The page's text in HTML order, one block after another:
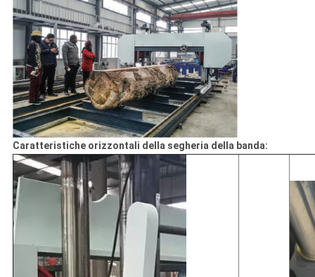
Caratteristiche orizzontali della segheria della banda: